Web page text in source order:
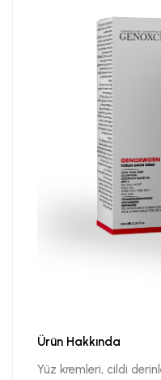
Ürün Hakkında
Yüz kremleri, cildi